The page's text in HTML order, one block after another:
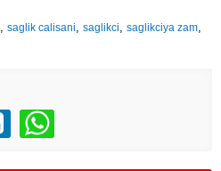
,saglik calisani,saglikci,saglikciya zam,